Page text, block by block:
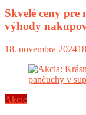
Skvelé ceny
výhody
18. novembra 2024
Akcie